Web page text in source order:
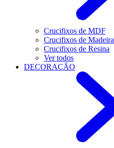
Crucifixos de MDF
Crucifixos de Madeira
Crucifixos de Resina
Ver todos
DECORAÇÃO